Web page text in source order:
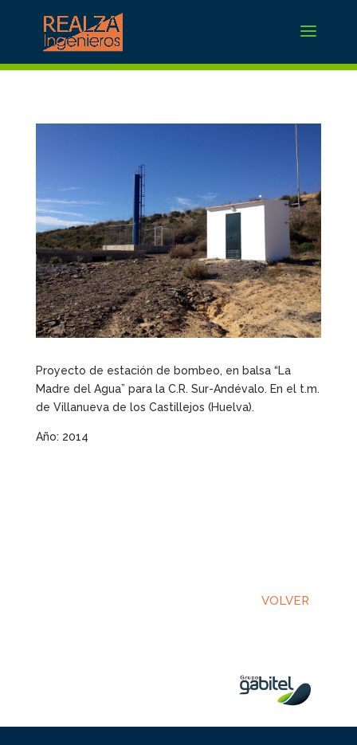
Proyecto de estación de bombeo, en balsa “La
Madre del Agua” para la C.R. Sur-Andévalo. En el t.m.
de Villanueva de los Castillejos (Huelva).
Año: 2014
VOLVER